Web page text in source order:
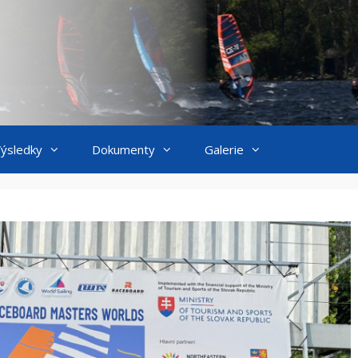
Dokumenty Galerie